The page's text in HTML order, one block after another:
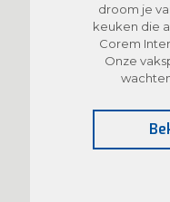
droom je
keuken die
Corem
Onze